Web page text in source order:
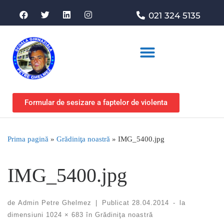
021 324 5135
Formular de sesizare a faptelor de violenta
Prima pagină » Grădiniţa noastră » IMG_5400.jpg
IMG_5400.jpg
de Admin Petre Ghelmez | Publicat 28.04.2014 -
la
dimensiuni 1024 × 683 în Grădiniţa noastră